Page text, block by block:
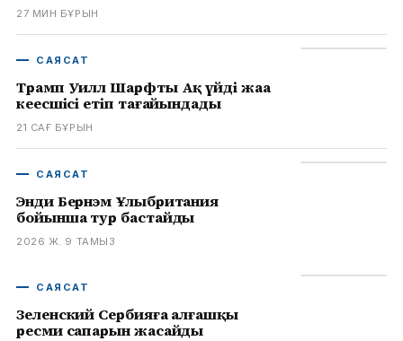
27 МИН БҰРЫН
САЯСАТ
Трамп Уилл Шарфты Ақ үйдің жаңа
кеңесшісі етіп тағайындады
21 САҒ БҰРЫН
САЯСАТ
Энди Бернэм Ұлыбритания
бойынша тур бастайды
2026 Ж. 9 ТАМЫЗ
САЯСАТ
Зеленский Сербияға алғашқы
ресми сапарын жасайды